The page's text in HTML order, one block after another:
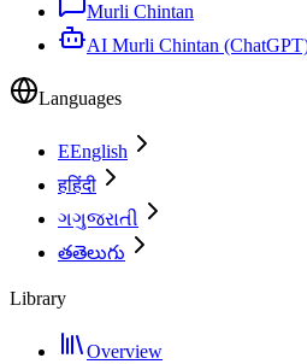
Murli Chintan
AI Murli Chintan
Languages
EEnglish
हहिंदी
ગગુજરાતી
తతెలుగు
Library
Overview